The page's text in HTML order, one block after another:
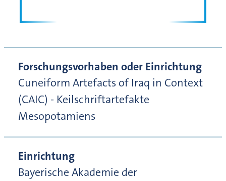
Forschungsvorhaben oder Einrichtung
Cuneiform Artefacts of Iraq in Context
(CAIC) - Keilschriftartefakte
Mesopotamiens
Einrichtung
Bayerische Akademie der